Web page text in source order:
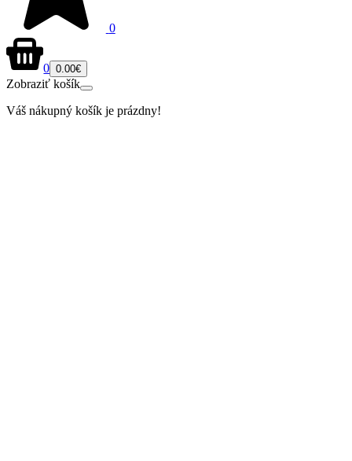
0
0 0.00€
Zobraziť košík
Váš nákupný košík je prázdny!